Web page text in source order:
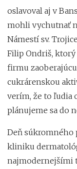
oslavoval aj v
mohli vychutnať
Námestí sv.
Filip Ondriš,
firmu
cukrárenskou
verím, že to ľudia
plánujeme sa do
Deň
kliniku
najmodernejšími